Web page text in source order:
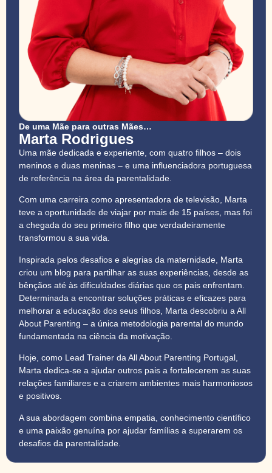
De uma Mãe para outras Mães…
Marta Rodrigues
Uma mãe dedicada e experiente, com quatro filhos – dois
meninos e duas meninas – e uma influenciadora portuguesa
de referência na área da parentalidade.
Com uma carreira como apresentadora de televisão, Marta
teve a oportunidade de viajar por mais de 15 países, mas foi
a chegada do seu primeiro filho que verdadeiramente
transformou a sua vida.
Inspirada pelos desafios e alegrias da maternidade, Marta
criou um blog para partilhar as suas experiências, desde as
bênçãos até às dificuldades diárias que os pais enfrentam.
Determinada a encontrar soluções práticas e eficazes para
melhorar a educação dos seus filhos, Marta descobriu a All
About Parenting – a única metodologia parental do mundo
fundamentada na ciência da motivação.
Hoje, como Lead Trainer da All About Parenting Portugal,
Marta dedica-se a ajudar outros pais a fortalecerem as suas
relações familiares e a criarem ambientes mais harmoniosos
e positivos.
A sua abordagem combina empatia, conhecimento científico
e uma paixão genuína por ajudar famílias a superarem os
desafios da parentalidade.